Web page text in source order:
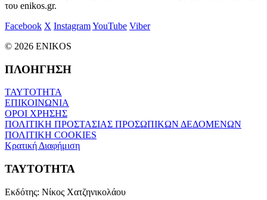
του enikos.gr.
Facebook X InstagramYouTube Viber
© 2026 ENIKOS
ΠΛΟΗΓΗΣΗ
ΤΑΥΤΟΤΗΤΑ
ΕΠΙΚΟΙΝΩΝΙΑ
ΟΡΟΙ ΧΡΗΣΗΣ
ΠΟΛΙΤΙΚΗ ΠΡΟΣΤΑΣΙΑΣ ΠΡΟΣΩΠΙΚΩΝ ΔΕΔΟΜΕΝΩΝ
ΠΟΛΙΤΙΚΗ COOKIES
Κρατική Διαφήμιση
ΤΑΥΤΟΤΗΤΑ
Εκδότης: Νίκος Χατζηνικολάου